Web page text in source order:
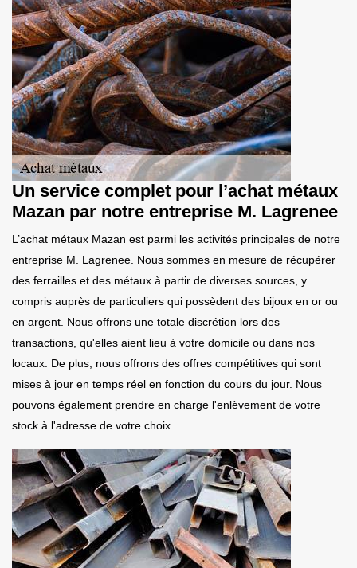
Un service complet pour l’achat métaux
Mazan par notre entreprise M. Lagrenee
L’achat métaux Mazan est parmi les activités principales de notre
entreprise M. Lagrenee. Nous sommes en mesure de récupérer
des ferrailles et des métaux à partir de diverses sources, y
compris auprès de particuliers qui possèdent des bijoux en or ou
en argent. Nous offrons une totale discrétion lors des
transactions, qu'elles aient lieu à votre domicile ou dans nos
locaux. De plus, nous offrons des offres compétitives qui sont
mises à jour en temps réel en fonction du cours du jour. Nous
pouvons également prendre en charge l'enlèvement de votre
stock à l'adresse de votre choix.